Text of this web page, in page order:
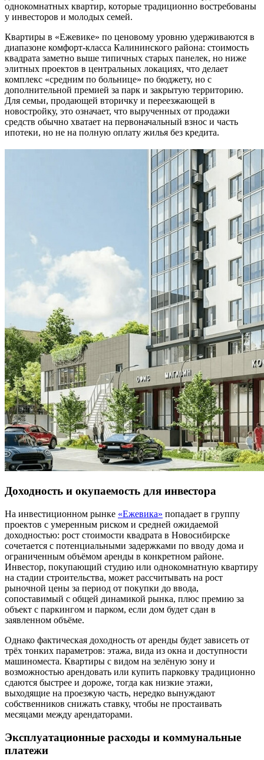
однокомнатных квартир, которые традиционно востребованы
у инвесторов и молодых семей.
Квартиры в «Ежевике» по ценовому уровню удерживаются в
диапазоне комфорт-класса Калининского района: стоимость
квадрата заметно выше типичных старых панелек, но ниже
элитных проектов в центральных локациях, что делает
комплекс «средним по больнице» по бюджету, но с
дополнительной премией за парк и закрытую территорию.
Для семьи, продающей вторичку и переезжающей в
новостройку, это означает, что вырученных от продажи
средств обычно хватает на первоначальный взнос и часть
ипотеки, но не на полную оплату жилья без кредита.
Доходность и окупаемость для инвестора
На инвестиционном рынке «Ежевика» попадает в группу
проектов с умеренным риском и средней ожидаемой
доходностью: рост стоимости квадрата в Новосибирске
сочетается с потенциальными задержками по вводу дома и
ограниченным объёмом аренды в конкретном районе.
Инвестор, покупающий студию или однокомнатную квартиру
на стадии строительства, может рассчитывать на рост
рыночной цены за период от покупки до ввода,
сопоставимый с общей динамикой рынка, плюс премию за
объект с паркингом и парком, если дом будет сдан в
заявленном объёме.
Однако фактическая доходность от аренды будет зависеть от
трёх тонких параметров: этажа, вида из окна и доступности
машиноместа. Квартиры с видом на зелёную зону и
возможностью арендовать или купить парковку традиционно
сдаются быстрее и дороже, тогда как низкие этажи,
выходящие на проезжую часть, нередко вынуждают
собственников снижать ставку, чтобы не простаивать
месяцами между арендаторами.
Эксплуатационные расходы и коммунальные
платежи